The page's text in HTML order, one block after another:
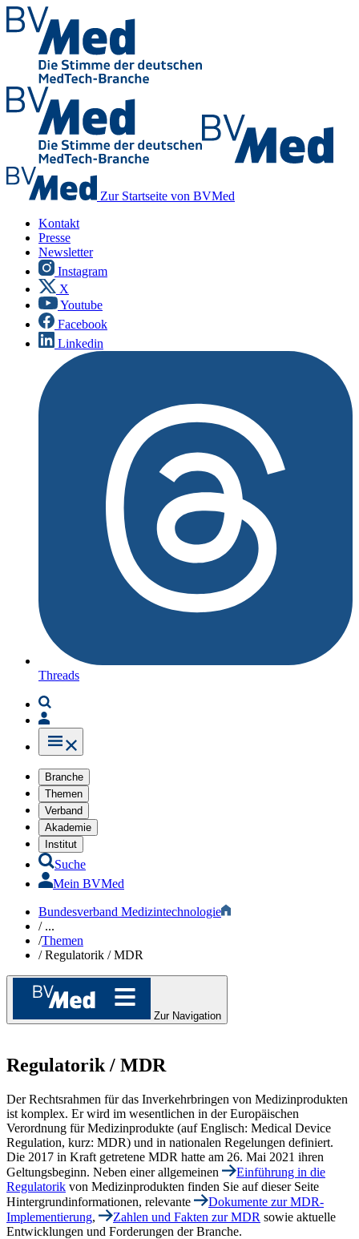
Zur Startseite von BVMed
Kontakt
Presse
Newsletter
Instagram
X
Youtube
Facebook
Linkedin
Threads
Branche
Themen
Verband
Akademie
Institut
Suche
Mein BVMed
Bundesverband Medizintechnologie
/...
/Themen
/Regulatorik​​​ / MDR
Zur Navigation
Regulatorik​​​ / MDR
Der Rechtsrahmen für das Inverkehrbringen von Medizinprodukten
ist komplex. Er wird im wesentlichen in der Europäischen
Verordnung für Medizinprodukte (auf Englisch: Medical Device
Regulation, kurz: MDR) und in nationalen Regelungen definiert.
Die 2017 in Kraft getretene MDR hatte am 26. Mai 2021 ihren
Geltungsbeginn. Neben einer allgemeinen
Einführung in die
Regulatorik von Medizinprodukten finden Sie auf dieser Seite
Hintergrundinformationen, relevante
Dokumente zur MDR-
Implementierung, Zahlen und Fakten zur MDR sowie aktuelle
Entwicklungen und Forderungen der Branche.